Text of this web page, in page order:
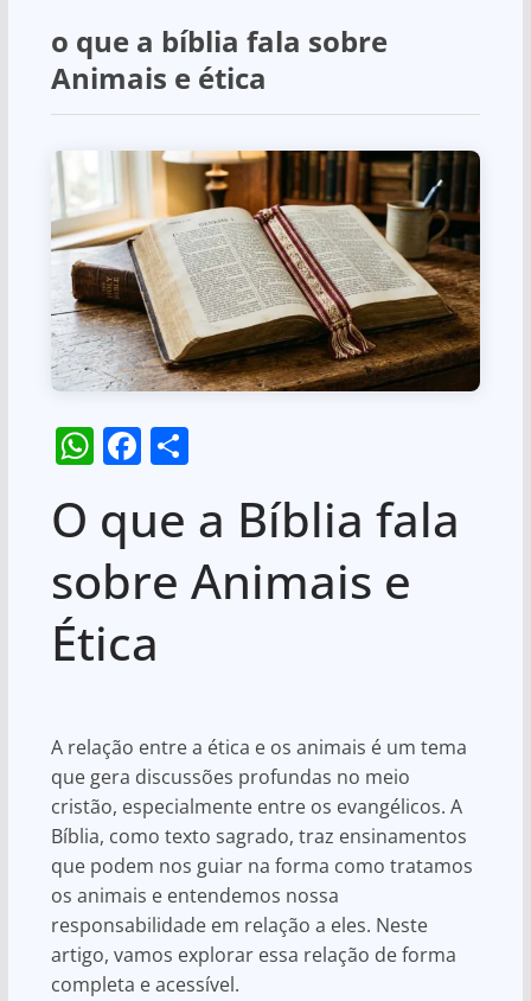
o que a bíblia fala sobre
Animais e ética
W
h
at
s
A
p
p
F
a
c
b
o
o
S
ar
e
O que a Bíblia fala
sobre Animais e
Ética
A relação entre a ética e os animais é um tema
que gera discussões profundas no meio
cristão, especialmente entre os evangélicos. A
Bíblia, como texto sagrado, traz ensinamentos
que podem nos guiar na forma como tratamos
os animais e entendemos nossa
responsabilidade em relação a eles. Neste
artigo, vamos explorar essa relação de forma
completa e acessível.